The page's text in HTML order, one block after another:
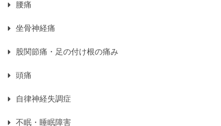
腰痛
坐骨神経痛
股関節痛・足の付け根の痛み
頭痛
自律神経失調症
不眠・睡眠障害